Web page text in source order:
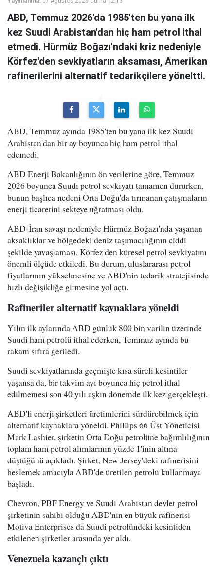
ABD, Temmuz 2026'da 1985'ten bu yana ilk
kez Suudi Arabistan'dan hiç ham petrol ithal
etmedi. Hürmüz Boğazı'ndaki kriz nedeniyle
Körfez'den sevkiyatların aksaması, Amerikan
rafinerilerini alternatif tedarikçilere yöneltti.
ABD, Temmuz ayında 1985'ten bu yana ilk kez Suudi
Arabistan'dan bir ay boyunca hiç ham petrol ithal
edemedi.
ABD Enerji Bakanlığının ön verilerine göre, Temmuz
2026 boyunca Suudi petrol sevkiyatı tamamen dururken,
bunun başlıca nedeni Orta Doğu'da tırmanan çatışmaların
enerji ticaretini sekteye uğratması oldu.
ABD-İran savaşı nedeniyle Hürmüz Boğazı'nda yaşanan
aksaklıklar ve bölgedeki deniz taşımacılığının ciddi
şekilde yavaşlaması, Körfez'den küresel petrol sevkiyatını
önemli ölçüde etkiledi. Bu durum, uluslararası petrol
fiyatlarının yükselmesine ve ABD'nin tedarik stratejisinde
hızlı değişikliğe gitmesine yol açtı.
Rafineriler alternatif kaynaklara yöneldi
Yılın ilk aylarında ABD günlük 800 bin varilin üzerinde
Suudi ham petrolü ithal ederken, Temmuz ayında bu
rakam sıfıra geriledi.
Suudi sevkiyatlarında geçmişte kısa süreli kesintiler
yaşansa da, bir takvim ayı boyunca hiç petrol ithal
edilmemesi son 40 yılı aşkın dönemde ilk kez gerçekleşti.
ABD'li enerji şirketleri üretimlerini sürdürebilmek için
alternatif kaynaklara yöneldi. Phillips 66 Üst Yöneticisi
Mark Lashier, şirketin Orta Doğu petrolüne bağımlılığının
toplam ham petrol alımlarının yüzde 1'inin altına
düştüğünü açıkladı. Şirket, New Jersey'deki rafinerisini
beslemek amacıyla ABD'de üretilen petrolü kullanmaya
başladı.
Chevron, PBF Energy ve Suudi Arabistan devlet petrol
şirketinin sahibi olduğu ABD'nin en büyük rafinerisi
Motiva Enterprises da Suudi petrolündeki kesintiden
etkilenen şirketler arasında yer aldı.
Venezuela kazançlı çıktı